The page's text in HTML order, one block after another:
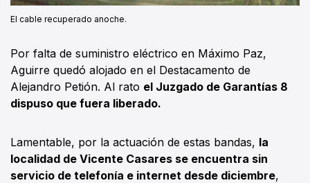
El cable recuperado anoche.
Por falta de suministro eléctrico en Máximo Paz,
Aguirre quedó alojado en el Destacamento de
Alejandro Petión. Al rato el Juzgado de Garantías 8
dispuso que fuera liberado.
Lamentable, por la actuación de estas bandas, la
localidad de Vicente Casares se encuentra sin
servicio de telefonía e internet desde diciembre,